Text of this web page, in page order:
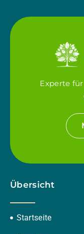
Experte
Übersicht
Startseite